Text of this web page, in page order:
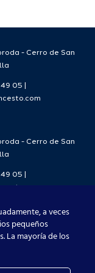
2026/27
- Cerro de San
05 |
- Cerro de San
05 |
a veces
pequeños
La mayoría de los